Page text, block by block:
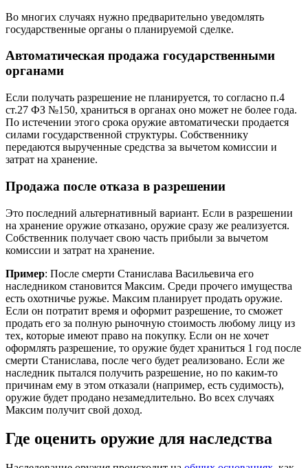
Во многих случаях нужно предварительно уведомлять
государственные органы о планируемой сделке.
Автоматическая продажа государственными
органами
Если получать разрешение не планируется, то согласно п.4
ст.27 ФЗ №150, храниться в органах оно может не более года.
По истечении этого срока оружие автоматически продается
силами государственной структуры. Собственнику
передаются вырученные средства за вычетом комиссии и
затрат на хранение.
Продажа после отказа в разрешении
Это последний альтернативный вариант. Если в разрешении
на хранение оружие отказано, оружие сразу же реализуется.
Собственник получает свою часть прибыли за вычетом
комиссии и затрат на хранение.
Пример: После смерти Станислава Васильевича его
наследником становится Максим. Среди прочего имущества
есть охотничье ружье. Максим планирует продать оружие.
Если он потратит время и оформит разрешение, то сможет
продать его за полную рыночную стоимость любому лицу из
тех, которые имеют право на покупку. Если он не хочет
оформлять разрешение, то оружие будет храниться 1 год после
смерти Станислава, после чего будет реализовано. Если же
наследник пытался получить разрешение, но по каким-то
причинам ему в этом отказали (например, есть судимость),
оружие будет продано незамедлительно. Во всех случаях
Максим получит свой доход.
Где оценить оружие для наследства